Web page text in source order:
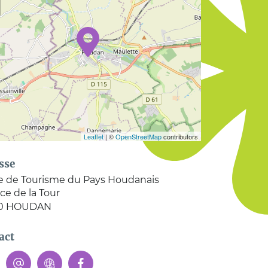
Leaflet| ©OpenStreetMapcontributors
de Tourisme du Pays Houdanais
de la Tour
HOUDAN